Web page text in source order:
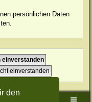
den
persönlichen Daten
Übersicht